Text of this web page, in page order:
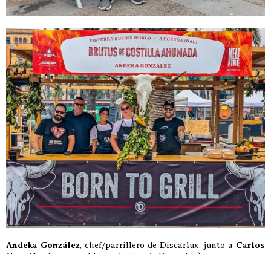
Andeka González, chef/parrillero de Discarlux, junto a Carlos